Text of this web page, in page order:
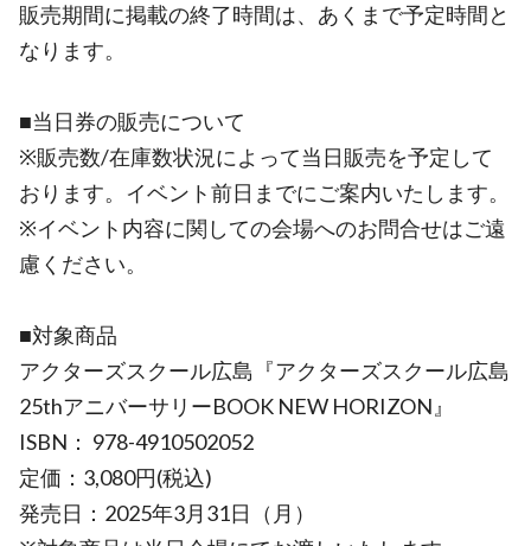
販売期間に掲載の終了時間は、あくまで予定時間と
なります。
■当日券の販売について
※販売数/在庫数状況によって当日販売を予定して
おります。イベント前日までにご案内いたします。
※イベント内容に関しての会場へのお問合せはご遠
慮ください。
■対象商品
アクターズスクール広島『アクターズスクール広島
25thアニバーサリーBOOK NEW HORIZON』
ISBN： 978-4910502052
定価：3,080円(税込)
発売日：2025年3月31日（月）